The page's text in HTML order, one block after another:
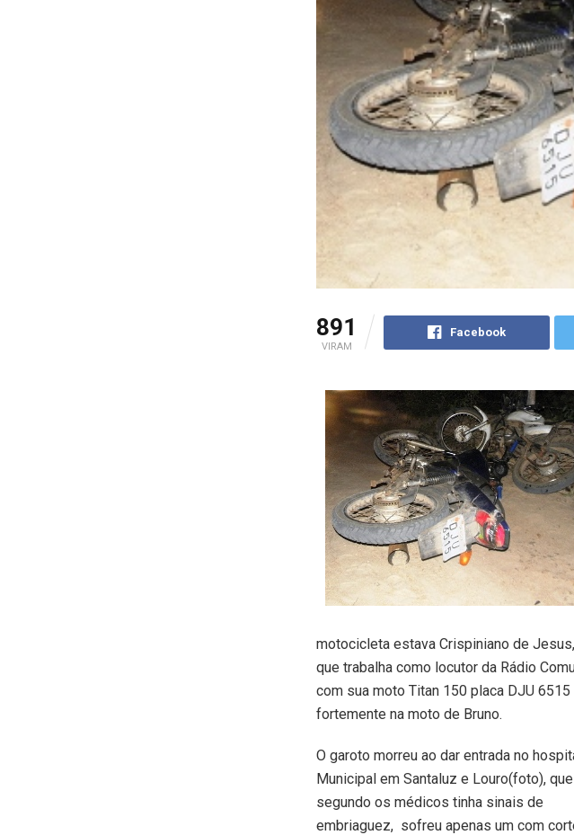
891
VIRAM
Facebook
motocicleta estava Crispiniano de
que trabalha como locutor da Rádio
com sua moto Titan 150 placa DJU
fortemente na moto de Bruno.
O garoto morreu ao dar entrada no
Municipal em Santaluz e Louro(foto), que
segundo os médicos tinha sinais de
embriaguez, sofreu apenas um com